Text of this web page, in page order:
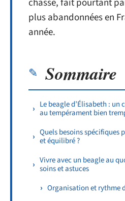
chasse, fait pourtant
plus abandonnées en
année.
Sommaire
Le beagle d’Élisabeth :
au tempérament bien
Quels besoins spécifiques
et équilibré ?
Vivre avec un beagle au
soins et astuces
Organisation et rythme